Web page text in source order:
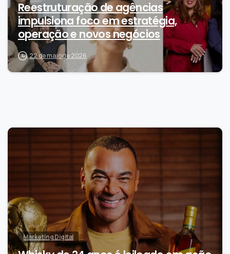
Reestruturação de agências
impulsiona foco em estratégia,
operação e novos negócios
22 de maio de 2026
Marketing Digital